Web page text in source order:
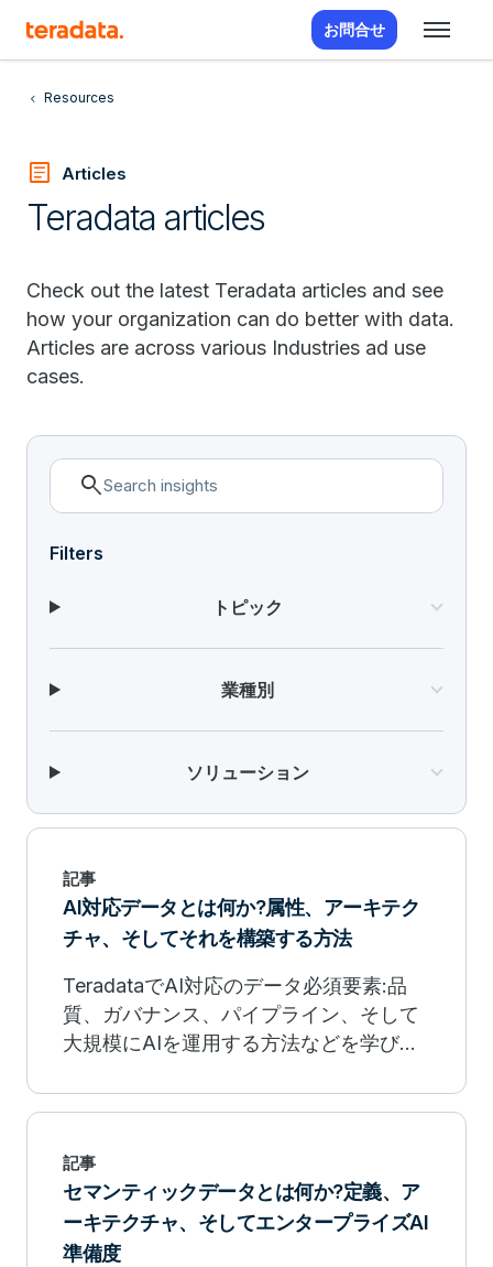
お問合せ
Resources
article Articles
Teradata articles
Check out the latest Teradata articles and see
how your organization can do better with data.
Articles are across various Industries ad use
cases.
search
Filters
トピック
業種別
ソリューション
記事
AI対応データとは何か?属性、アーキテク
チャ、そしてそれを構築する方法
TeradataでAI対応のデータ必須要素:品
質、ガバナンス、パイプライン、そして
大規模にAIを運用する方法などを学びま
記事
セマンティックデータとは何か?定義、ア
ーキテクチャ、そしてエンタープライズAI
準備度